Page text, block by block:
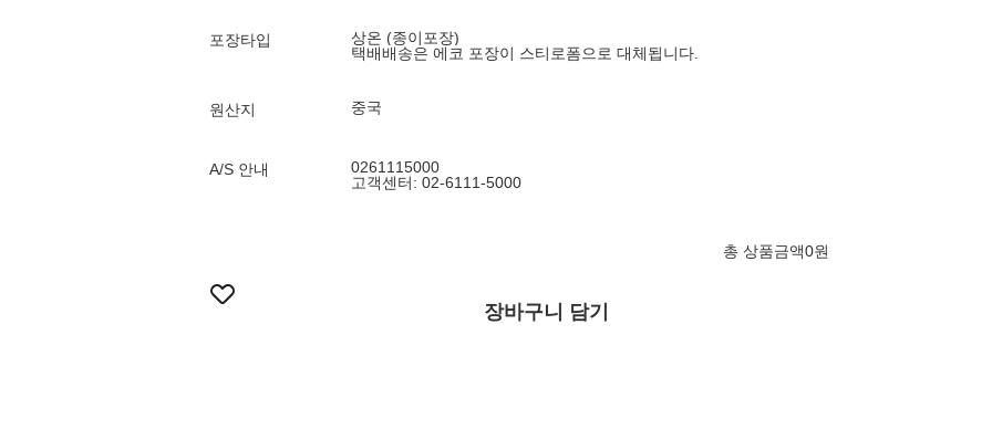
포장타입
상온 (종이포장)
택배배송은 에코 포장이 스티로폼으로 대체됩니다.
원산지 중국
A/S 안내
0261115000
고객센터: 02-6111-5000
총 상품금액0원
장바구니 담기